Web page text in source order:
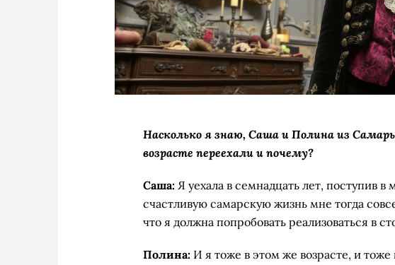
Насколько я знаю, Саша и Полина из
возрасте переехали и почему?
Саша: Я уехала в семнадцать лет, поступив
счастливую самарскую жизнь мне тогда
что я должна попробовать реализоваться в
Полина: И я тоже в этом же возрасте, и